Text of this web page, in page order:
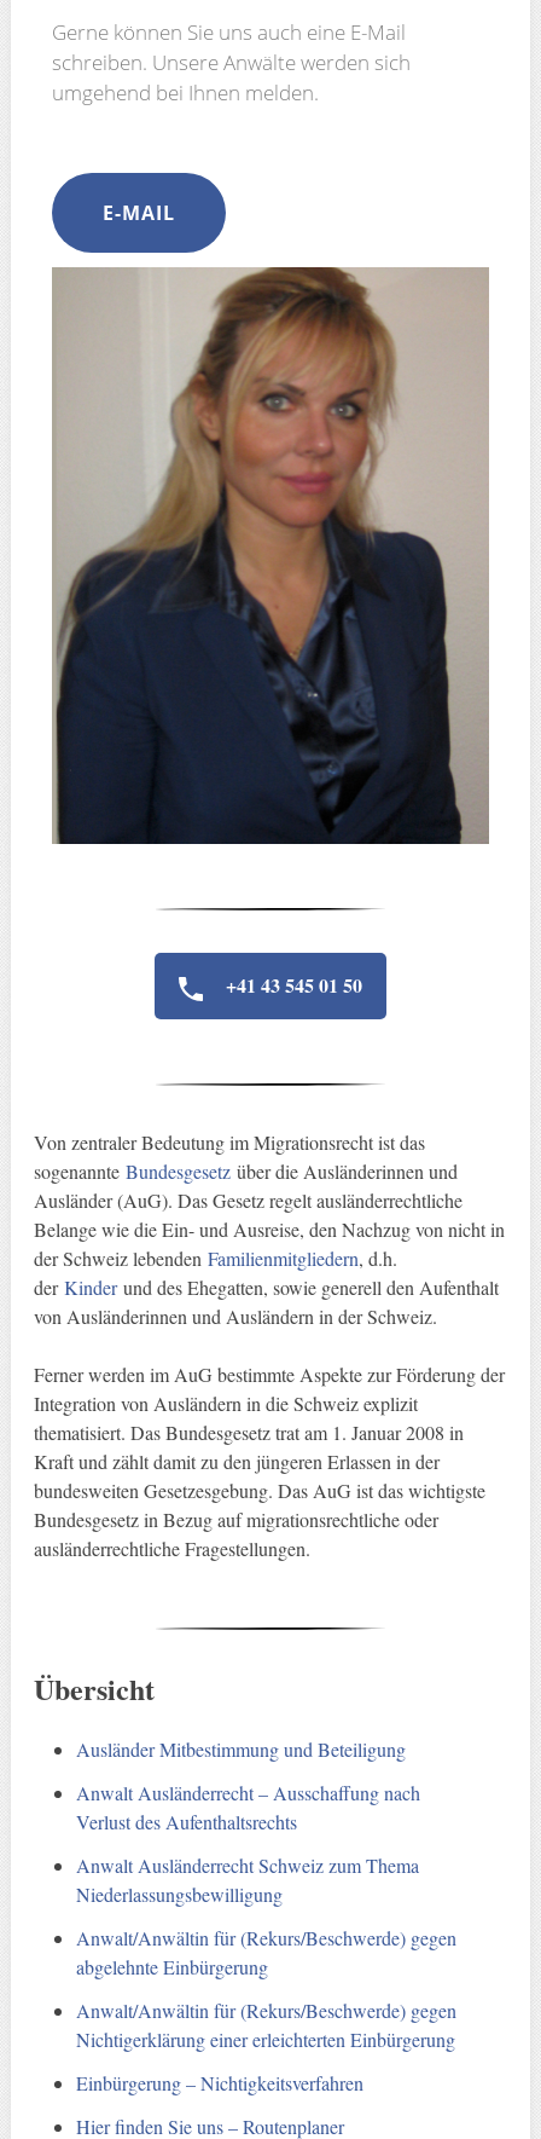
Gerne können Sie uns auch eine E-Mail
schreiben. Unsere Anwälte werden sich
umgehend bei Ihnen melden.
E-MAIL
+41 43 545 01 50
Von zentraler Bedeutung im Migrationsrecht ist das
sogenannte Bundesgesetzüber die Ausländerinnen und
Ausländer (AuG). Das Gesetz regelt ausländerrechtliche
Belange wie die Ein- und Ausreise, den Nachzug von nicht in
der Schweiz lebenden Familienmitgliedern, d.h.
derKinderund des Ehegatten, sowie generell den Aufenthalt
von Ausländerinnen und Ausländern in der Schweiz.
Ferner werden im AuG bestimmte Aspekte zur Förderung der
Integration von Ausländern in die Schweiz explizit
thematisiert. Das Bundesgesetz trat am 1. Januar 2008 in
Kraft und zählt damit zu den jüngeren Erlassen in der
bundesweiten Gesetzesgebung. Das AuG ist das wichtigste
Bundesgesetz in Bezug auf migrationsrechtliche oder
ausländerrechtliche Fragestellungen.
Übersicht
Ausländer Mitbestimmung und Beteiligung
Anwalt Ausländerrecht – Ausschaffung nach
Verlust des Aufenthaltsrechts
Anwalt Ausländerrecht Schweiz zum Thema
Niederlassungsbewilligung
Anwalt/Anwältin für (Rekurs/Beschwerde) gegen
abgelehnte Einbürgerung
Anwalt/Anwältin für (Rekurs/Beschwerde) gegen
Nichtigerklärung einer erleichterten Einbürgerung
Einbürgerung – Nichtigkeitsverfahren
Hier finden Sie uns – Routenplaner